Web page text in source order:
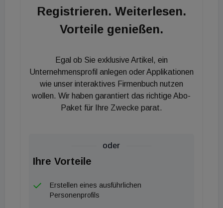
Aufstockung des Finanzierungstopfes von sechs
Millionen Euro auf zehn Millionen Euro. Die
Förderaktion läuft planmäßig bis Ende 2025. Die
rückwirkend beantragt werden, und zwar im
Rahmen einer Sechs-Monatsfrist des
Rechnungsdatums.
Konkrete Informationen zur Förderung finden Sie
Registrieren. Weiterlesen.
Vorteile genießen.
Egal ob Sie exklusive Artikel, ein
Unternehmensprofil anlegen oder Applikationen
wie unser interaktives Firmenbuch nutzen
wollen. Wir haben garantiert das richtige Abo-
Paket für Ihre Zwecke parat.
oder
Ihre Vorteile
Erstellen eines ausführlichen
Personenprofils